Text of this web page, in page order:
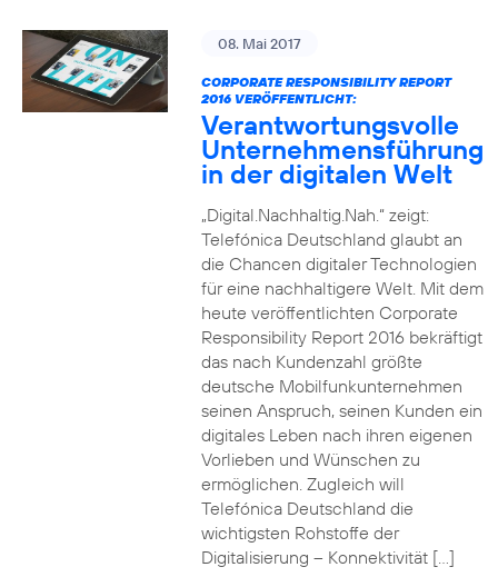
08. Mai 2017
CORPORATE RESPONSIBILITY REPORT
2016 VERÖFFENTLICHT:
Verantwortungsvolle
Unternehmensführung
in der digitalen Welt
„Digital.Nachhaltig.Nah.“ zeigt:
Telefónica Deutschland glaubt an
die Chancen digitaler Technologien
für eine nachhaltigere Welt. Mit dem
heute veröffentlichten Corporate
Responsibility Report 2016 bekräftigt
das nach Kundenzahl größte
deutsche Mobilfunkunternehmen
seinen Anspruch, seinen Kunden ein
digitales Leben nach ihren eigenen
Vorlieben und Wünschen zu
ermöglichen. Zugleich will
Telefónica Deutschland die
wichtigsten Rohstoffe der
Digitalisierung – Konnektivität […]